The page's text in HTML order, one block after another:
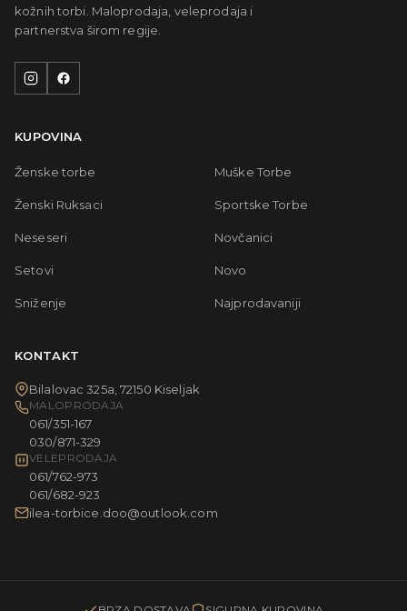
kožnih torbi. Maloprodaja, veleprodaja i
partnerstva širom regije.
KUPOVINA
Ženske torbe Muške Torbe
Ženski Ruksaci Sportske Torbe
Neseseri Novčanici
Setovi Novo
Sniženje Najprodavaniji
KONTAKT
Bilalovac 325a, 72150 Kiseljak
MALOPRODAJA
061/351-167
030/871-329
VELEPRODAJA
061/762-973
061/682-923
ilea-torbice.doo@outlook.com